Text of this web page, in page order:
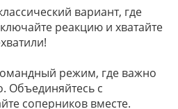
вариант, где
реакцию и хватайте
режим, где важно
Объединяйтесь с
соперников вместе.